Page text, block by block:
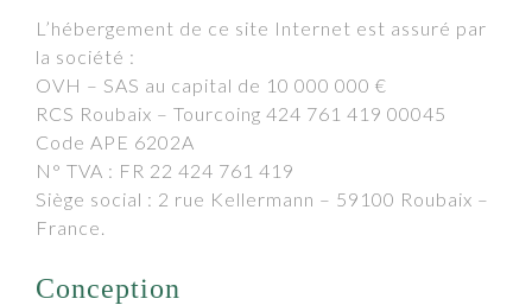
L’hébergement de ce site Internet est assuré par
la société :
OVH – SAS au capital de 10 000 000 €
RCS Roubaix – Tourcoing 424 761 419 00045
Code APE 6202A
N° TVA : FR 22 424 761 419
Siège social : 2 rue Kellermann – 59100 Roubaix –
France.
Conception